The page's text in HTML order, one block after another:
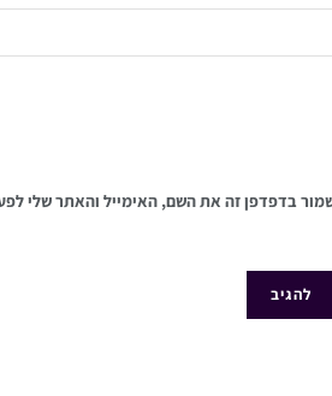
בדפדפן זה את השם, האימייל והאתר שלי